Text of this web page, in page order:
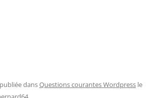
dansQuestions courantes Wordpress le